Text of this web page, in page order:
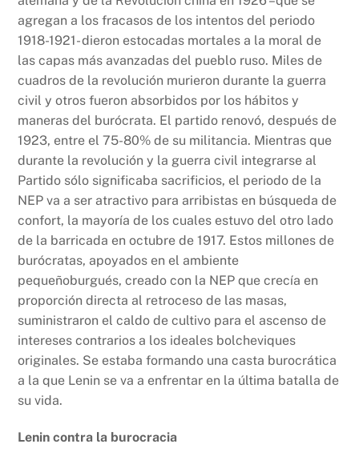
agregan a los fracasos de los intentos del periodo
1918-1921- dieron estocadas mortales a la moral de
las capas más avanzadas del pueblo ruso. Miles de
cuadros de la revolución murieron durante la guerra
civil y otros fueron absorbidos por los hábitos y
maneras del burócrata. El partido renovó, después de
1923, entre el 75-80% de su militancia. Mientras que
durante la revolución y la guerra civil integrarse al
Partido sólo significaba sacrificios, el periodo de la
NEP va a ser atractivo para arribistas en búsqueda de
confort, la mayoría de los cuales estuvo del otro lado
de la barricada en octubre de 1917. Estos millones de
burócratas, apoyados en el ambiente
pequeñoburgués, creado con la NEP que crecía en
proporción directa al retroceso de las masas,
suministraron el caldo de cultivo para el ascenso de
intereses contrarios a los ideales bolcheviques
originales. Se estaba formando una casta burocrática
a la que Lenin se va a enfrentar en la última batalla de
su vida.
Lenin contra la burocracia